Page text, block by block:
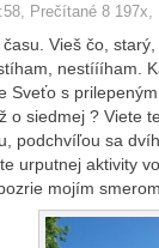
, Prečítané 8 197x,
času. Vieš čo,
nestíííham.
Sveťo s
o siedmej ? Viete
podchvíľou sa
urputnej aktivity
mojím